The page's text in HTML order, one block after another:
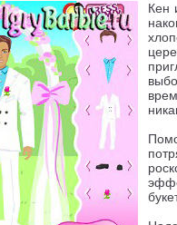
Кен